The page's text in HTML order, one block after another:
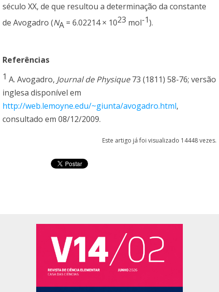
século XX, de que resultou a determinação da constante
de Avogadro (NA = 6.02214 × 1023 mol-1).
Referências
1 A. Avogadro, Journal de Physique73 (1811) 58-76; versão
inglesa disponível em
http://web.lemoyne.edu/~giunta/avogadro.html,
consultado em 08/12/2009.
Este artigo já foi visualizado 14448 vezes.